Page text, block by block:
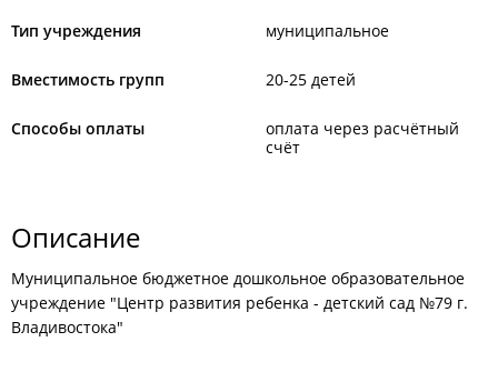
Тип учреждения муниципальное
Вместимость групп 20-25 детей
Способы оплаты
оплата через расчётный
счёт
Описание
Муниципальное бюджетное дошкольное образовательное
учреждение "Центр развития ребенка - детский сад №79 г.
Владивостока"